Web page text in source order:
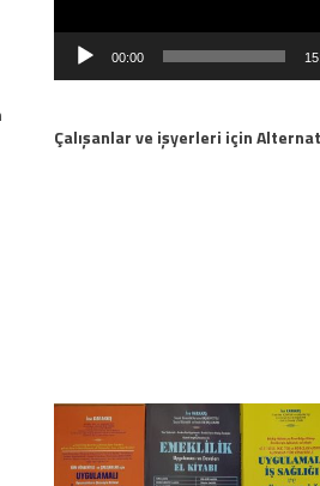
00:00
Çalışanlar ve işyerleri için